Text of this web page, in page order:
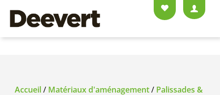
Accueil/ Matériaux d'aménagement/ Palissades &